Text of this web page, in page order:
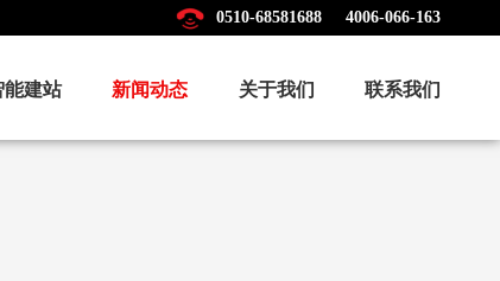
0510-68581688 4006-066-163
能建站 新闻动态 关于我们 联系我们